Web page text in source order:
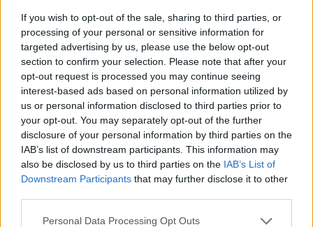
If you wish to opt-out of the sale, sharing to third parties, or
processing of your personal or sensitive information for
targeted advertising by us, please use the below opt-out
section to confirm your selection. Please note that after your
opt-out request is processed you may continue seeing
interest-based ads based on personal information utilized by
us or personal information disclosed to third parties prior to
your opt-out. You may separately opt-out of the further
disclosure of your personal information by third parties on the
IAB’s list of downstream participants. This information may
also be disclosed by us to third parties on the IAB’s List of
Downstream Participants that may further disclose it to other
Personal Data Processing Opt Outs
BAVENO
Terminato il cantiere sul Rio Secco
per la prevenzione del dissesto a
Baveno